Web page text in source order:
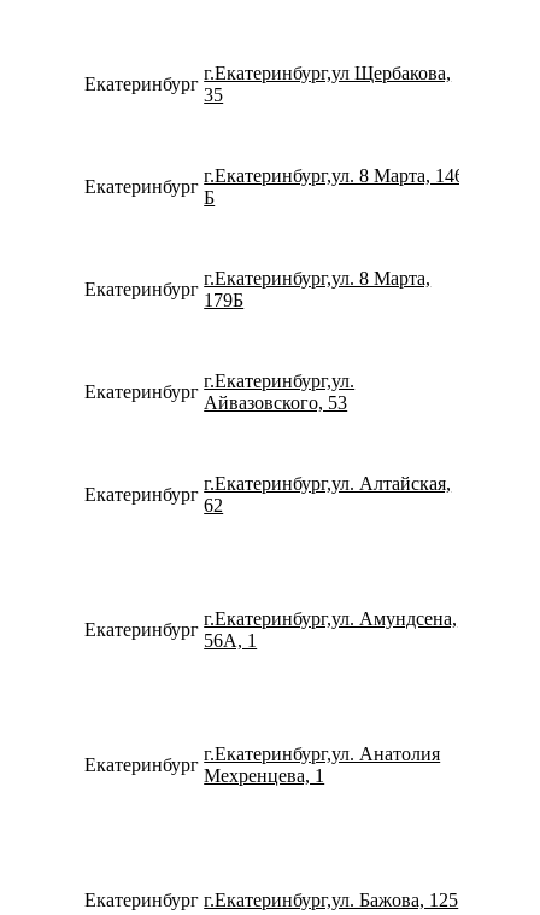
Екатеринбург
г.Екатеринбург,ул Щербакова,
35
Екатеринбург
г.Екатеринбург,ул. 8 Марта, 146
Б
Екатеринбург
г.Екатеринбург,ул. 8 Марта,
179Б
Екатеринбург
г.Екатеринбург,ул.
Айвазовского, 53
Екатеринбург
г.Екатеринбург,ул. Алтайская,
62
Екатеринбург
г.Екатеринбург,ул. Амундсена,
56А, 1
Екатеринбург
г.Екатеринбург,ул. Анатолия
Мехренцева, 1
Екатеринбург г.Екатеринбург,ул. Бажова, 125